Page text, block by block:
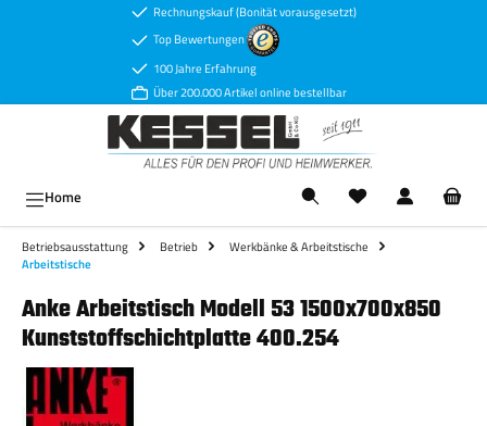
Zum Hauptinhalt springenRechnungskauf (Bonität vorausgesetzt)
Top Bewertungen
100 Jahre Erfahrung
Über 200.000 Artikel online bestellbar
Home
Betriebsausstattung Betrieb
Werkbänke & Arbeitstische
Arbeitstische
Anke Arbeitstisch Modell 53 1500x700x850
Kunststoffschichtplatte 400.254